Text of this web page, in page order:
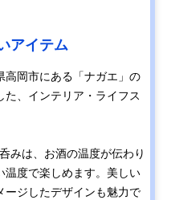
アイテム
高岡市にある「ナガエ」の
、インテリア・ライフス
みは、お酒の温度が伝わり
温度で楽しめます。美しい
ージしたデザインも魅力で